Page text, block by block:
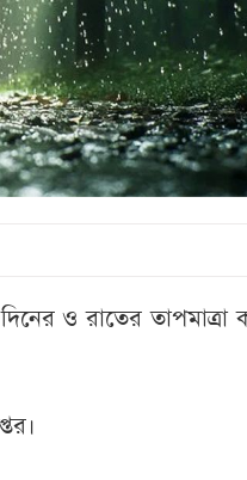
ও রাতের তাপমাত্রা